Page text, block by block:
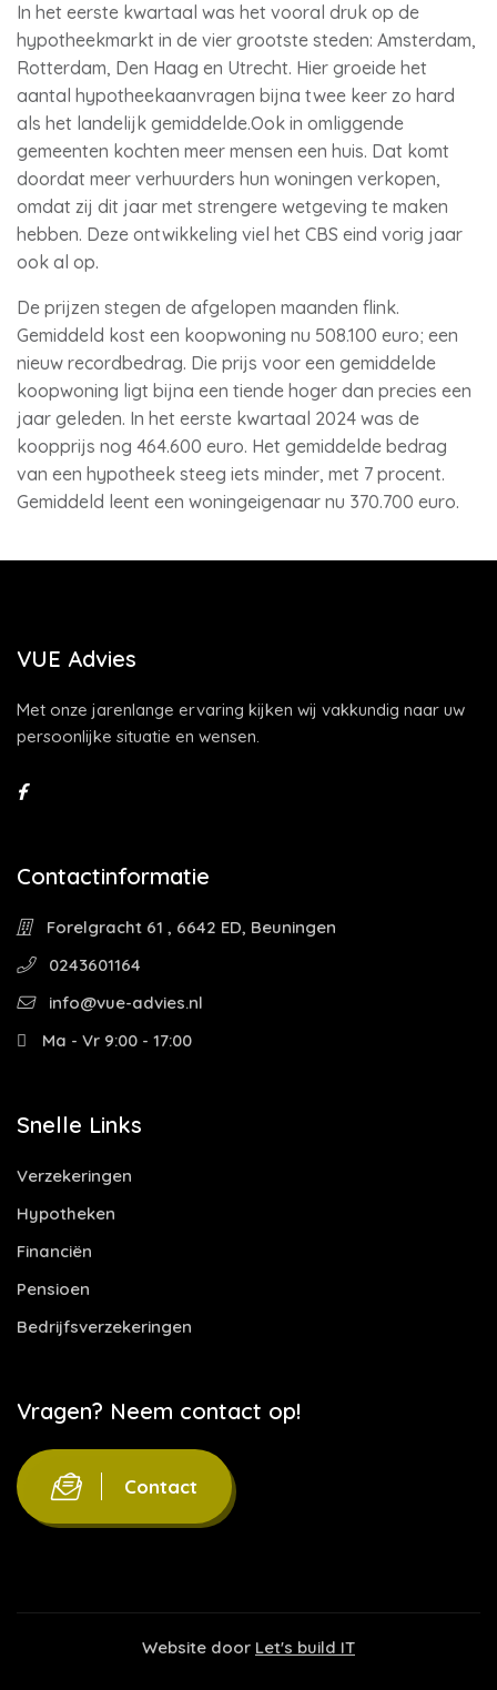
In het eerste kwartaal was het vooral druk op de
hypotheekmarkt in de vier grootste steden: Amsterdam,
Rotterdam, Den Haag en Utrecht. Hier groeide het
aantal hypotheekaanvragen bijna twee keer zo hard
als het landelijk gemiddelde.Ook in omliggende
gemeenten kochten meer mensen een huis. Dat komt
doordat meer verhuurders hun woningen verkopen,
omdat zij dit jaar met strengere wetgeving te maken
hebben. Deze ontwikkeling viel het CBS eind vorig jaar
ook al op.
De prijzen stegen de afgelopen maanden flink.
Gemiddeld kost een koopwoning nu 508.100 euro; een
nieuw recordbedrag. Die prijs voor een gemiddelde
koopwoning ligt bijna een tiende hoger dan precies een
jaar geleden. In het eerste kwartaal 2024 was de
koopprijs nog 464.600 euro. Het gemiddelde bedrag
van een hypotheek steeg iets minder, met 7 procent.
Gemiddeld leent een woningeigenaar nu 370.700 euro.
VUE Advies
Met onze jarenlange ervaring kijken wij vakkundig naar uw
persoonlijke situatie en wensen.
Contactinformatie
Forelgracht 61 , 6642 ED, Beuningen
0243601164
info@vue-advies.nl
Ma - Vr 9:00 - 17:00
Snelle Links
Verzekeringen
Hypotheken
Financiën
Pensioen
Bedrijfsverzekeringen
Vragen? Neem contact op!
Contact
Website door Let's build IT